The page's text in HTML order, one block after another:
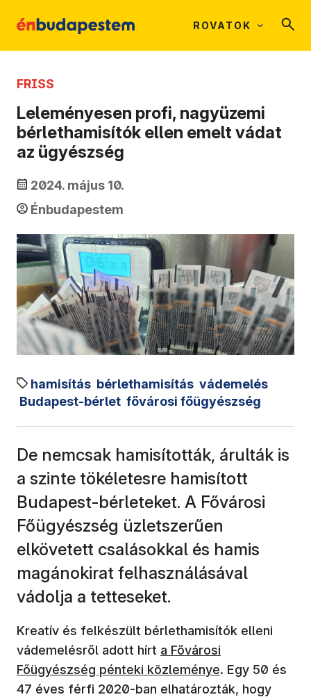
ROVATOK
FRISS
Leleményesen profi, nagyüzemi
bérlethamisítók ellen emelt vádat
az ügyészség
2024. május 10.
Énbudapestem
hamisítás bérlethamisítás vádemelés
Budapest-bérlet fővárosi főügyészség
De nemcsak hamisították, árulták is
a szinte tökéletesre hamisított
Budapest-bérleteket. A Fővárosi
Főügyészség üzletszerűen
elkövetett csalásokkal és hamis
magánokirat felhasználásával
vádolja a tetteseket.
Kreatív és felkészült bérlethamisítók elleni
vádemelésről adott hírt (új ablakban nyílik meg)
a Fővárosi
Főügyészség pénteki közleménye. Egy 50 és
47 éves férfi 2020-ban elhatározták, hogy